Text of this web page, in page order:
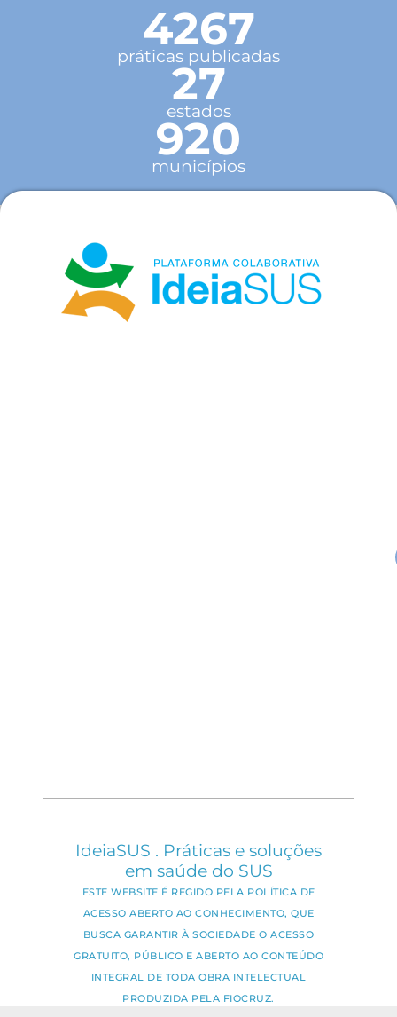
4267
práticas publicadas
27
estados
920
municípios
IdeiaSUS . Práticas e soluções
em saúde do SUS
ESTE WEBSITE É REGIDO PELA POLÍTICA DE
ACESSO ABERTO AO CONHECIMENTO, QUE
BUSCA GARANTIR À SOCIEDADE O ACESSO
GRATUITO, PÚBLICO E ABERTO AO CONTEÚDO
INTEGRAL DE TODA OBRA INTELECTUAL
PRODUZIDA PELA FIOCRUZ.